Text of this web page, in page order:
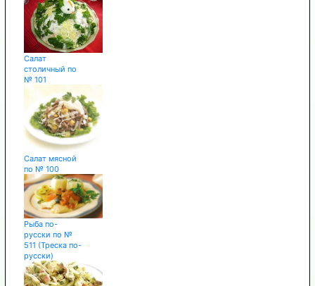
Салат
столичный по
№ 101
Салат мясной
по № 100
Рыба по-
русски по №
511 (Треска по-
русски)